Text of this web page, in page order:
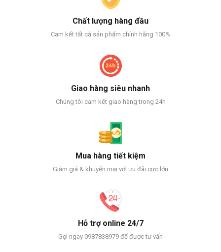
Chất lượng hàng đầu
Cam kết tất cả sản phẩm chính hãng 100%
Giao hàng siêu nhanh
Chúng tôi cam kết giao hàng trong 24h
Mua hàng tiết kiệm
Giảm giá & khuyến mại với ưu đãi cực lớn
Hỗ trợ online 24/7
Gọi ngay 0987838979 để được tư vấn